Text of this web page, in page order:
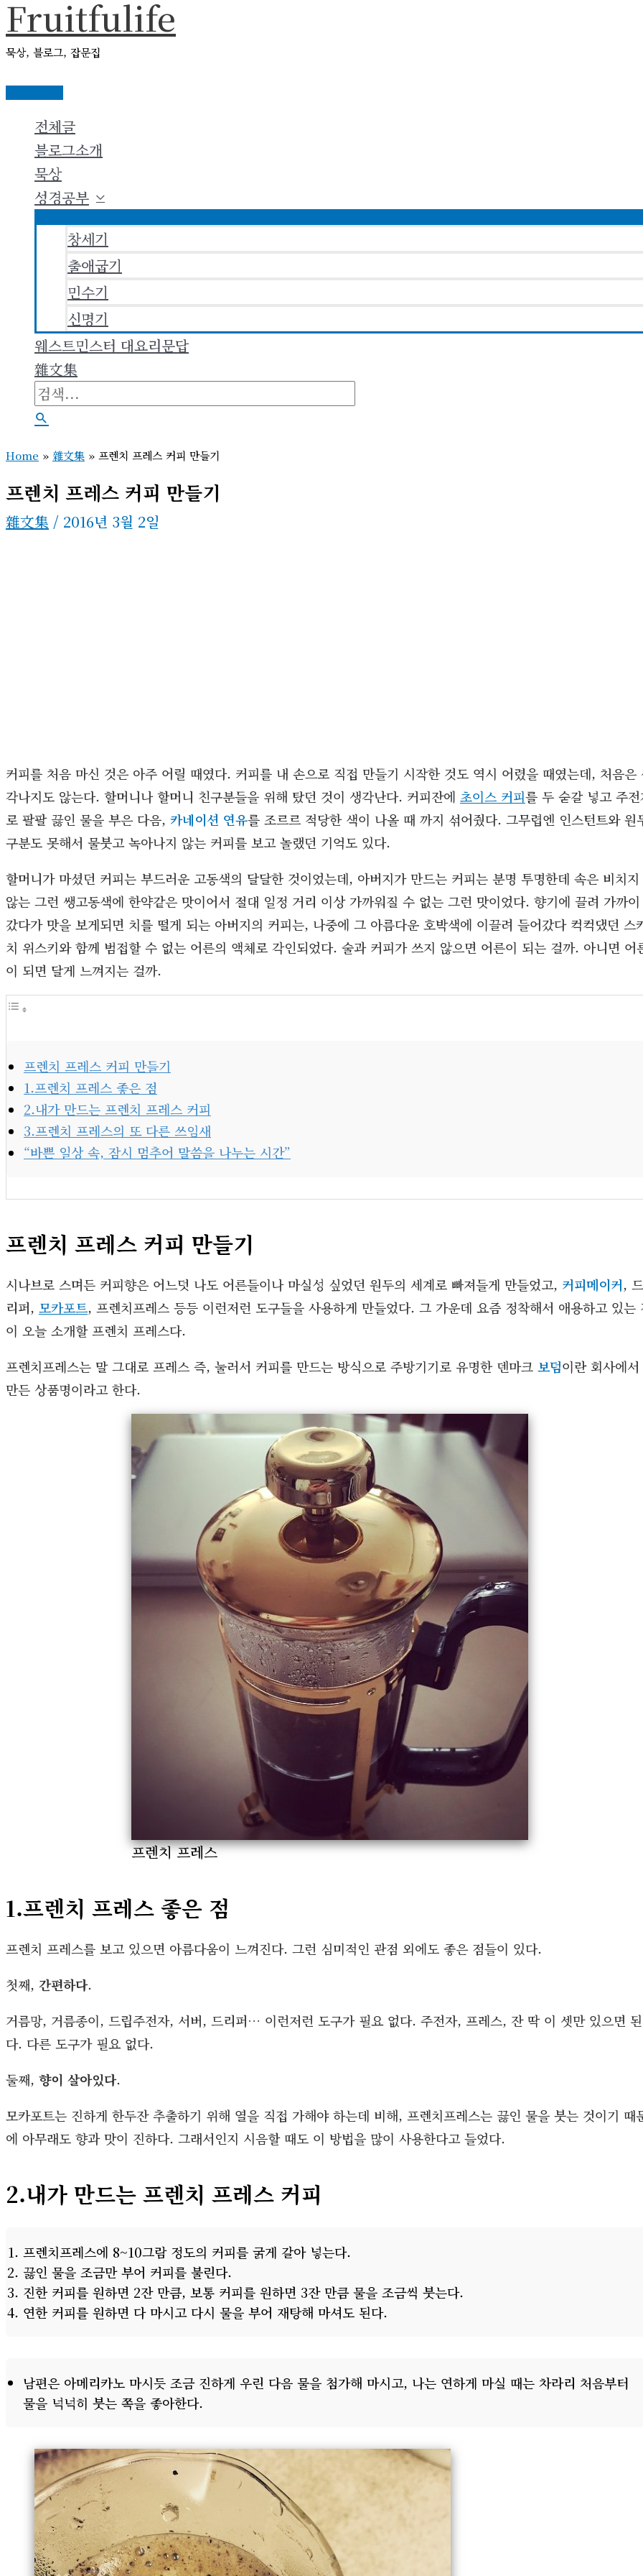
콘
텐
츠
로
Fruitfulife
묵상, 블로그, 잡문집
메
메
뉴
전체글
블로그소개
묵상
성경공부
창세기
출애굽기
민수기
신명기
웨스트민스터 대요리문답
雜文集
검
색
상
Home » 雜文集 » 프렌치 프레스 커피 만들기
프렌치 프레스 커피 만들기
雜文集 / 2016년 3월 2일
커피를 처음 마신 것은 아주 어릴 때였다. 커피를 내 손으로 직접 만들기 시작한 것도 역시 어렸을 때였는데, 처음은
각나지도 않는다. 할머니나 할머니 친구분들을 위해 탔던 것이 생각난다. 커피잔에 초이스 커피를 두 숟갈 넣고 주
로 팔팔 끓인 물을 부은 다음, 카네이션 연유를 조르르 적당한 색이 나올 때 까지 섞어줬다. 그무렵엔 인스턴트와 원
구분도 못해서 물붓고 녹아나지 않는 커피를 보고 놀랬던 기억도 있다.
할머니가 마셨던 커피는 부드러운 고동색의 달달한 것이었는데, 아버지가 만드는 커피는 분명 투명한데 속은 비치지
않는 그런 쌩고동색에 한약같은 맛이어서 절대 일정 거리 이상 가까워질 수 없는 그런 맛이었다. 향기에 끌려 가까이
갔다가 맛을 보게되면 치를 떨게 되는 아버지의 커피는, 나중에 그 아름다운 호박색에 이끌려 들어갔다 컥컥댔던 스
치 위스키와 함께 범접할 수 없는 어른의 액체로 각인되었다. 술과 커피가 쓰지 않으면 어른이 되는 걸까. 아니면 어
이 되면 달게 느껴지는 걸까.
프렌치 프레스 커피 만들기
1.프렌치 프레스 좋은 점
2.내가 만드는 프렌치 프레스 커피
3.프렌치 프레스의 또 다른 쓰임새
“바쁜 일상 속, 잠시 멈추어 말씀을 나누는 시간”
프렌치 프레스 커피 만들기
시나브로 스며든 커피향은 어느덧 나도 어른들이나 마실성 싶었던 원두의 세계로 빠져들게 만들었고, 커피메이커, 드
리퍼, 모카포트, 프렌치프레스 등등 이런저런 도구들을 사용하게 만들었다. 그 가운데 요즘 정착해서 애용하고 있는
이 오늘 소개할 프렌치 프레스다.
프렌치프레스는 말 그대로 프레스 즉, 눌러서 커피를 만드는 방식으로 주방기기로 유명한 덴마크 보덤이란 회사에서
만든 상품명이라고 한다.
프렌치 프레스
1.프렌치 프레스 좋은 점
프렌치 프레스를 보고 있으면 아름다움이 느껴진다. 그런 심미적인 관점 외에도 좋은 점들이 있다.
첫째, 간편하다.
거름망, 거름종이, 드립주전자, 서버, 드리퍼… 이런저런 도구가 필요 없다. 주전자, 프레스, 잔 딱 이 셋만 있으면 된
다. 다른 도구가 필요 없다.
둘째, 향이 살아있다.
모카포트는 진하게 한두잔 추출하기 위해 열을 직접 가해야 하는데 비해, 프렌치프레스는 끓인 물을 붓는 것이기 때
에 아무래도 향과 맛이 진하다. 그래서인지 시음할 때도 이 방법을 많이 사용한다고 들었다.
2.내가 만드는 프렌치 프레스 커피
프렌치프레스에 8~10그람 정도의 커피를 굵게 갈아 넣는다.
끓인 물을 조금만 부어 커피를 불린다.
진한 커피를 원하면 2잔 만큼, 보통 커피를 원하면 3잔 만큼 물을 조금씩 붓는다.
연한 커피를 원하면 다 마시고 다시 물을 부어 재탕해 마셔도 된다.
남편은 아메리카노 마시듯 조금 진하게 우린 다음 물을 첨가해 마시고, 나는 연하게 마실 때는 차라리 처음부터
물을 넉넉히 붓는 쪽을 좋아한다.